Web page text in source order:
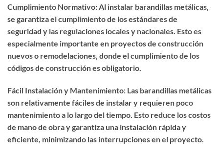
Cumplimiento Normativo: Al instalar barandillas metálicas,
se garantiza el cumplimiento de los estándares de
seguridad y las regulaciones locales y nacionales. Esto es
especialmente importante en proyectos de construcción
nuevos o remodelaciones, donde el cumplimiento de los
códigos de construcción es obligatorio.
Fácil Instalación y Mantenimiento: Las barandillas metálicas
son relativamente fáciles de instalar y requieren poco
mantenimiento a lo largo del tiempo. Esto reduce los costos
de mano de obra y garantiza una instalación rápida y
eficiente, minimizando las interrupciones en el proyecto.